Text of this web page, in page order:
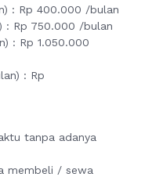
: Rp 400.000 /bulan
: Rp 750.000 /bulan
: Rp 1.050.000
: Rp
tanpa adanya
membeli / sewa